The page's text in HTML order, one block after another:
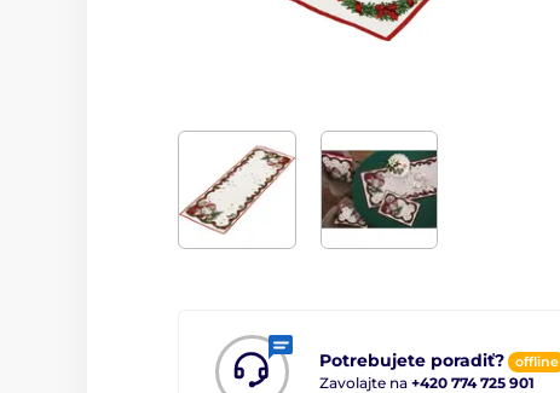
Potrebujete poradiť? offline
Zavolajte na +420 774 725 901